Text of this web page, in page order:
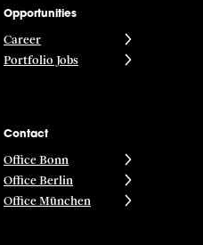
Opportunities
Career
Portfolio Jobs
Contact
Office Bonn
Office Berlin
Office München